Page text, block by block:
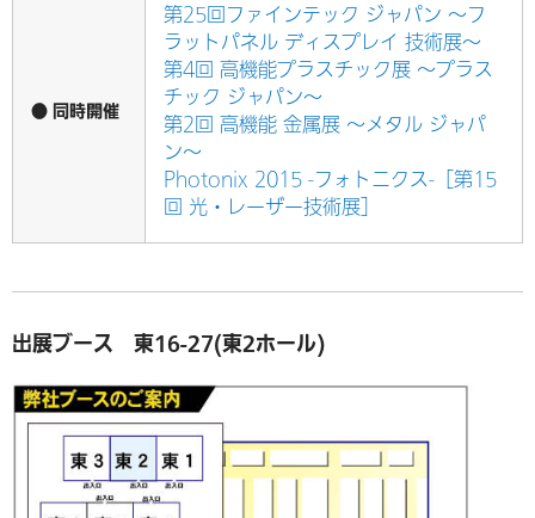
● 同時開催
第25回ファインテック ジャパン ～フ
ラットパネル ディスプレイ 技術展～
第4回 高機能プラスチック展 ～プラス
チック ジャパン～
第2回 高機能 金属展 ～メタル ジャパ
ン～
Photonix 2015 -フォトニクス-［第15
回 光・レーザー技術展］
出展ブース 東16-27(東2ホール)